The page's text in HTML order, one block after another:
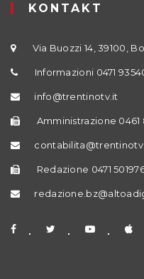
KONTAKT
Via Buozzi 14, 39100,
Informazioni 0471
info@trentinotv.it
Amministrazione 0461
Redazione 0471